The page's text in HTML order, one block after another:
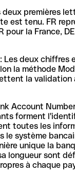
deux premières
est tenu. FR
pour la France,
: Les deux chiffres
la méthode
la validation
Account
forment
toutes les
le système
unique la
longueur sont
à chaque